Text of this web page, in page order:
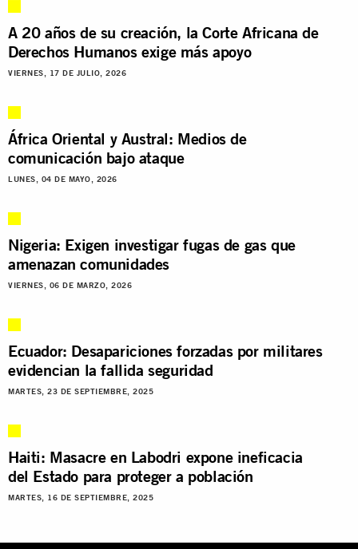
A 20 años de su creación, la Corte Africana de
Derechos Humanos exige más apoyo
VIERNES, 17 DE JULIO, 2026
África Oriental y Austral: Medios de
comunicación bajo ataque
LUNES, 04 DE MAYO, 2026
Nigeria: Exigen investigar fugas de gas que
amenazan comunidades
VIERNES, 06 DE MARZO, 2026
Ecuador: Desapariciones forzadas por militares
evidencian la fallida seguridad
MARTES, 23 DE SEPTIEMBRE, 2025
Haiti: Masacre en Labodri expone ineficacia
del Estado para proteger a población
MARTES, 16 DE SEPTIEMBRE, 2025